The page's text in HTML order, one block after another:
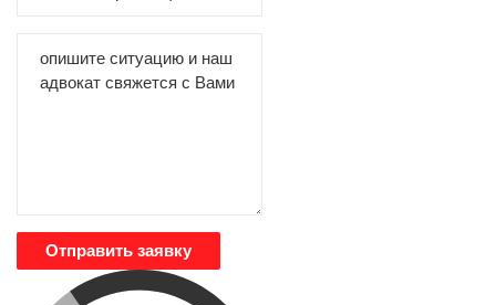
Отправить заявку